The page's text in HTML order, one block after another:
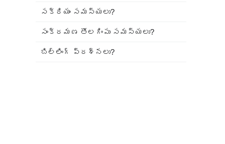
సక్రియం సమస్యలు?
సంక్రమణ తొలగింపు సమస్యలు?
బిల్లింగ్ ప్రశ్నలు?